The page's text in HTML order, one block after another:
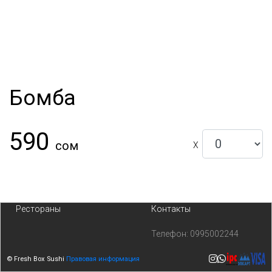
Бомба
590 сом X
Рестораны Контакты
Телефон: 0995002244
© Fresh Box Sushi Правовая информация